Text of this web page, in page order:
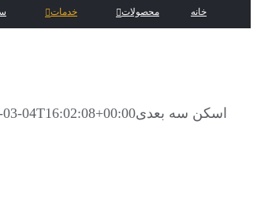
خانه محصولات خدمات
اسکن سه بعدی03-04T16:02:08+00:00